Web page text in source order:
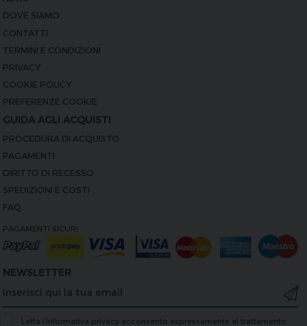
DOVE SIAMO
CONTATTI
TERMINI E CONDIZIONI
PRIVACY
COOKIE POLICY
PREFERENZE COOKIE
GUIDA AGLI ACQUISTI
PROCEDURA DI ACQUISTO
PAGAMENTI
DIRITTO DI RECESSO
SPEDIZIONI E COSTI
FAQ
PAGAMENTI SICURI
NEWSLETTER
Letta l’informativa privacy acconsento espressamente al trattamento